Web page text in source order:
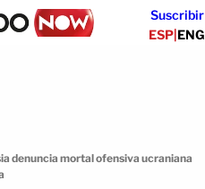
Suscribir
ESP|ENG
denuncia mortal ofensiva ucraniana